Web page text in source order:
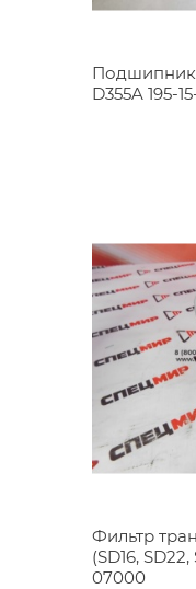
Подшипник
D355A 195-
Фильтр
(SD16,
07000